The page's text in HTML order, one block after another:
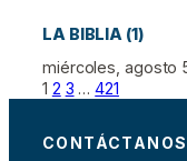
LA BIBLIA (1)
miércoles, agosto
1 2 3 … 421
CONTÁCTANOS